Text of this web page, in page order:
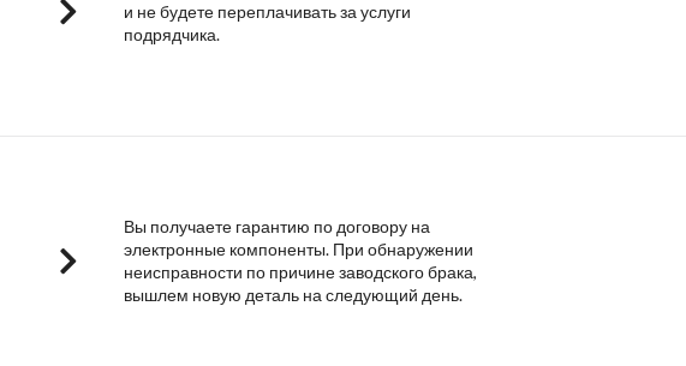
и не будете переплачивать за услуги
подрядчика.
Вы получаете гарантию по договору на
электронные компоненты. При обнаружении
неисправности по причине заводского брака,
вышлем новую деталь на следующий день.